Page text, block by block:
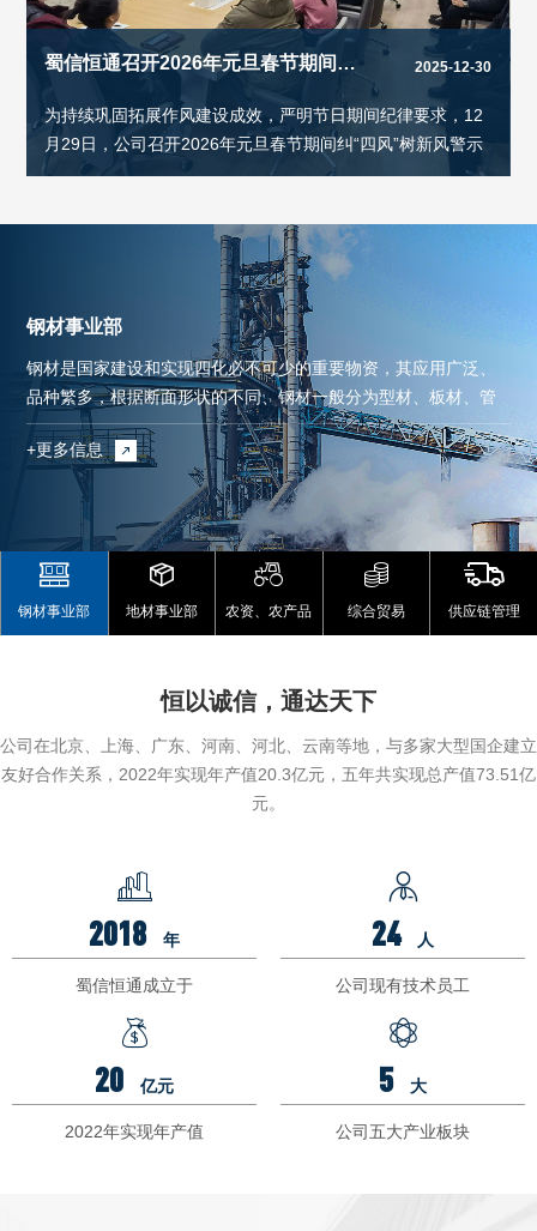
蜀信恒通召开2026年元旦春节期间警示教育会 2025-12-30
为持续巩固拓展作风建设成效，严明节日期间纪律要求，12
月29日，公司召开2026年元旦春节期间纠“四风”树新风警示
教育专题会。会议由党支部书记杨畅主持，全体职工参会。
钢材事业部
钢材是国家建设和实现四化必不可少的重要物资，其应用广泛、
品种繁多，根据断面形状的不同、钢材一般分为型材、板材、管
材和金属制品四大类，又分为重轨、轻轨、大型型钢、中型型
钢、小型型钢、钢材冷弯型钢，优质型钢、线材、中厚钢板、薄
钢板、电工用硅钢片、带钢、无缝钢管钢材、焊接钢管、金属制
品等品种。钢板按轧制分，分热轧和冷轧。
+更多信息 
+更多信息 
+更多信息 
+更多信息 
+更多信息 

钢材事业部

地材事业部

农资、农产品

综合贸易

供应链管理
恒以诚信，通达天下
公司在北京、上海、广东、河南、河北、云南等地，与多家大型国企建立
友好合作关系，2022年实现年产值20.3亿元，五年共实现总产值73.51亿
元。

2018 年
蜀信恒通成立于

24 人
公司现有技术员工

20 亿元
2022年实现年产值

5 大
公司五大产业板块